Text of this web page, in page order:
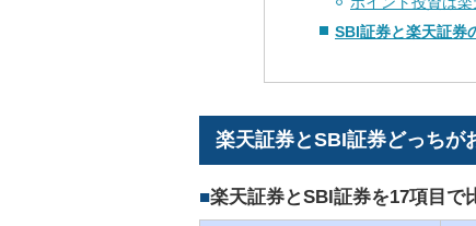
SBI証券と楽天証券
楽天証券とSBI証券どっちが
楽天証券とSBI証券を17項目で